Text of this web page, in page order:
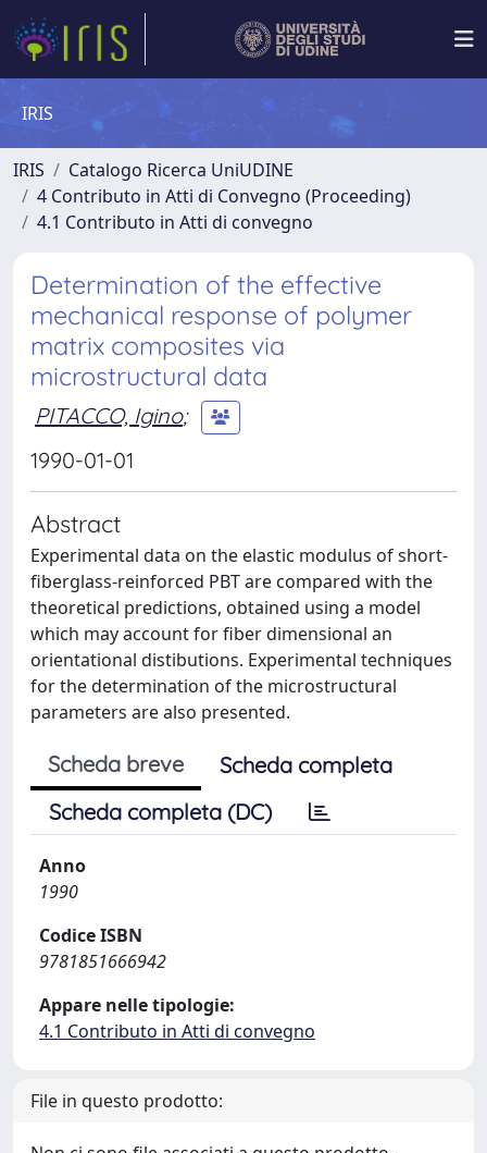
IRIS
IRIS
Catalogo Ricerca UniUDINE
4 Contributo in Atti di Convegno (Proceeding)
4.1 Contributo in Atti di convegno
Determination of the effective
mechanical response of polymer
matrix composites via
microstructural data
PITACCO, Igino;
1990-01-01
Abstract
Experimental data on the elastic modulus of short-
fiberglass-reinforced PBT are compared with the
theoretical predictions, obtained using a model
which may account for fiber dimensional an
orientational distibutions. Experimental techniques
for the determination of the microstructural
parameters are also presented.
Scheda breve
Scheda completa
Scheda completa (DC)
Anno
1990
Codice ISBN
9781851666942
Appare nelle tipologie:
4.1 Contributo in Atti di convegno
File in questo prodotto: